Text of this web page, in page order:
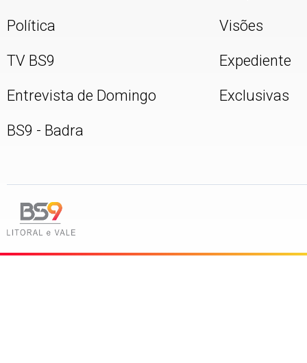
Política
TV BS9
Entrevista de Domingo
BS9 - Badra
Visões
Expediente
Exclusivas